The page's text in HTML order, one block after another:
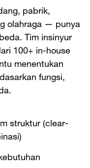
pabrik,
olahraga — punya
Tim insinyur
100+ in-house
menentukan
fungsi,
struktur (clear-